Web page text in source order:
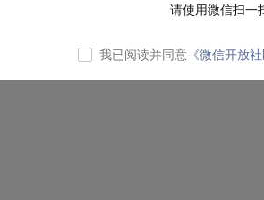
请使用微信扫一
我已阅读并同意 《微信开放